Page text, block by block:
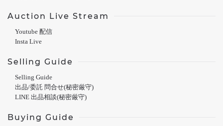
Auction Live Stream
Youtube 配信
Insta Live
Selling Guide
Selling Guide
出品/委託 問合せ(秘密厳守)
LINE 出品相談(秘密厳守)
Buying Guide